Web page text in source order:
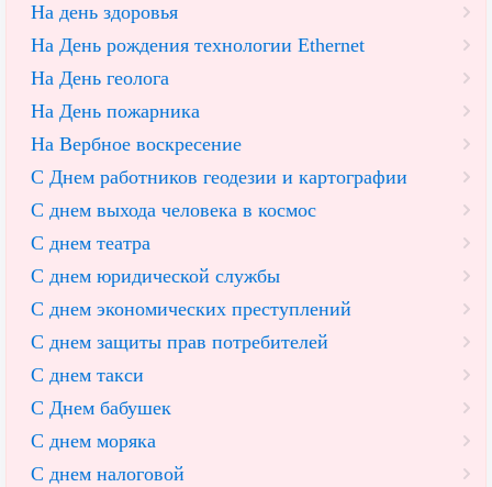
На день здоровья
На День рождения технологии Ethernet
На День геолога
На День пожарника
На Вербное воскресение
С Днем работников геодезии и картографии
С днем выхода человека в космос
С днем театра
С днем юридической службы
С днем экономических преступлений
С днем защиты прав потребителей
С днем такси
С Днем бабушек
С днем моряка
С днем налоговой